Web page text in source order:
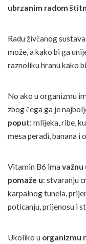
ubrzanim radom
Radu živčanog
može, a kako bi ga
raznoliku hranu kako
No ako u organizmu
zbog čega ga je
poput: mlijeka, ribe,
mesa peradi, banana i
Vitamin B6 ima važnu
pomaže u: stvaranju
karpalnog tunela,
poticanju, prijenosu i
Ukoliko u organizmu